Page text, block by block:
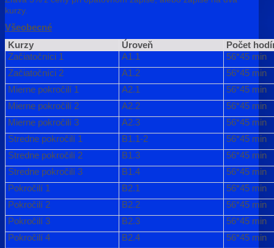
kurzy.
Všeobecné
Kurzy Úroveň
Počet
Začiatočníci 1
A1.1
56*45 min
Začiatočníci 2
A1.2
56*45 min
Mierne pokročilí 1
A2.1
56*45 min
Mierne pokročilí 2
A2.2
56*45 min
Mierne pokročilí 3
A2.3
56*45 min
Stredne pokročilí 1
B1.1-2
56*45 min
Stredne pokročilí 2
B1.3
56*45 min
Stredne pokročilí 3
B1.4
56*45 min
Pokročilí 1
B2.1
56*45 min
Pokročilí 2
B2.2
56*45 min
Pokročilí 3
B2.3
56*45 min
Pokročilí 4
B2.4
56*45 min